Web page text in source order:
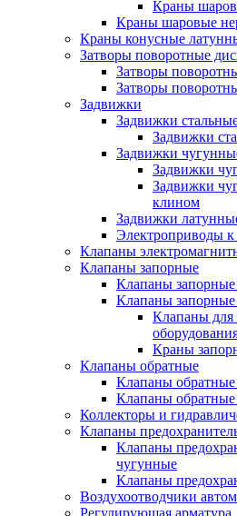
Краны
Краны шаровые
Краны конусные
Затворы поворотные
Затворы
Затворы
Задвижки
Задвижки
Задвижки
Задвижки
Задвижки
Задвижки
клином
Задвижки
Электроприводы
Клапаны
Клапаны запорные
Клапаны
Клапаны
Клапаны для
Краны
Клапаны обратные
Клапаны
Клапаны
Коллекторы и
Клапаны
Клапаны
чугунные
Клапаны
Воздухоотводчики
Регулирующая арматура